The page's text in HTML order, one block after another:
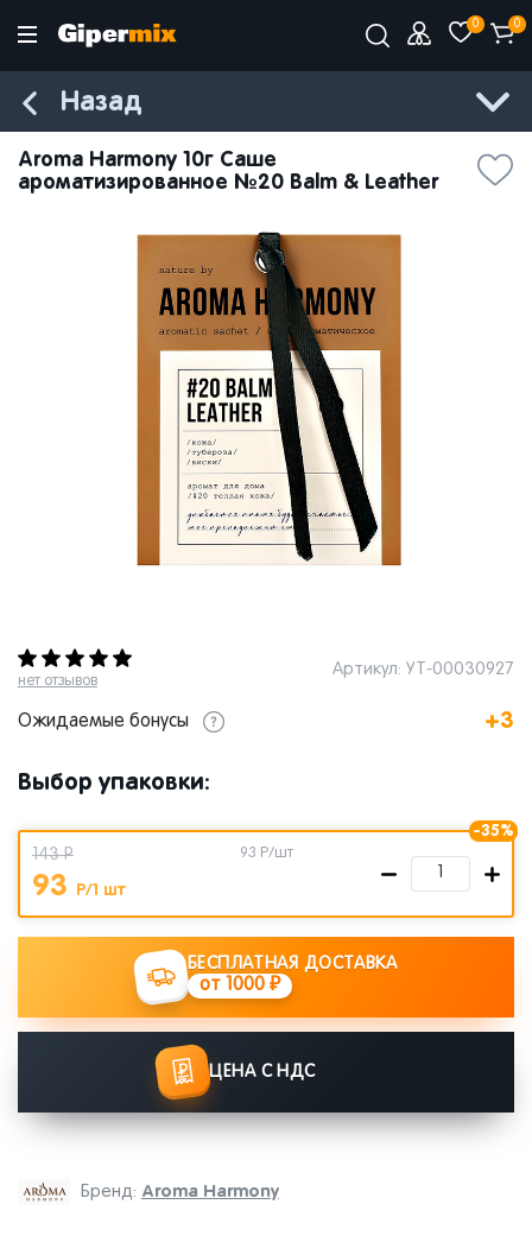
0 0
Назад
Aroma Harmony 10г Саше
ароматизированное №20 Balm & Leather
нет отзывов
Артикул: УТ-00030927
Бренд: Aroma Harmony
Ожидаемые бонусы +3
Выбор упаковки:
-35%
143 Р
93 Р/1 шт
93 Р/шт
БЕСПЛАТНАЯ ДОСТАВКА
от 1000 ₽
ЦЕНА С НДС